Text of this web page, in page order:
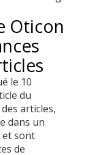
Oticon
le 10
du
articles,
dans un
et sont
de